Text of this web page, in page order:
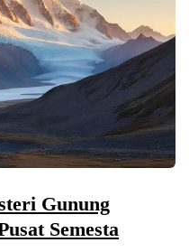
Gunung
Semesta